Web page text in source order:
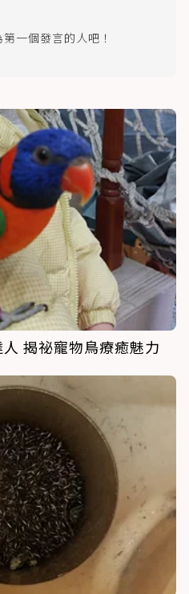
一個發言的人吧！
揭祕寵物鳥療癒魅力